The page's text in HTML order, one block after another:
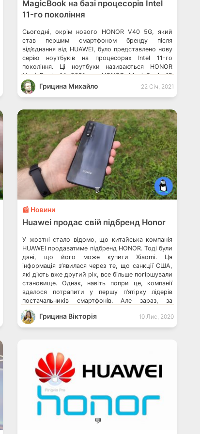
MagicBook на базі процесорів Intel
11-го покоління
Сьогодні, окрім нового HONOR V40 5G, який
став першим смартфоном бренду після
від’єднання від HUAWEI, було представлено нову
серію ноутбуків на процесорах Intel 11-го
покоління. Ці ноутбуки називаються HONOR
MagicBook 14 2021 та HONOR MagicBook 15
2021. Обидві моделі в залежності від модифікації
пропонуються з процесорами Intel Core i5-
NVIDIA […]
Грицина Михайло 22 Січ, 2021
💬
📰 Новини
Huawei продає свій підбренд Honor
У жовтні стало відомо, що китайська компанія
HUAWEI продаватиме підбренд HONOR. Тоді були
дані, що його може купити Xiaomi. Ця
інформація з’явилася через те, що санкції США,
які діють вже другий рік, все більше погіршували
становище. Однак, навіть попри це, компанії
вдалося потрапити у першу п’ятірку лідерів
постачальників смартфонів. Але зараз, за
новими даними, до […]
Грицина Вікторія 10 Лис, 2020
💬